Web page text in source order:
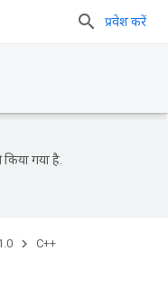
प्रवेश करें
किया गया है.
C++